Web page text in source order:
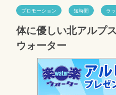
プロモーション 短時間 ラ
体に優しい北アルプ
ウォーター